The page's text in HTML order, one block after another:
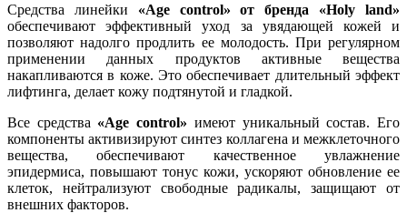
Средства линейки «Age control» от бренда «Holy land»
обеспечивают эффективный уход за увядающей кожей и
позволяют надолго продлить ее молодость. При регулярном
применении данных продуктов активные вещества
накапливаются в коже. Это обеспечивает длительный эффект
лифтинга, делает кожу подтянутой и гладкой.
Все средства «Age control» имеют уникальный состав. Его
компоненты активизируют синтез коллагена и межклеточного
вещества, обеспечивают качественное увлажнение
эпидермиса, повышают тонус кожи, ускоряют обновление ее
клеток, нейтрализуют свободные радикалы, защищают от
внешних факторов.